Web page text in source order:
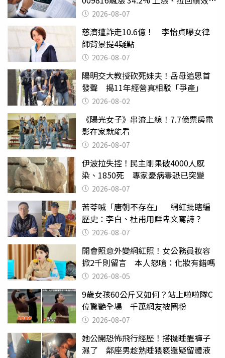
主動式ETF
2026-08-07
慈濟遭詐走10.6億！ 李怡貞曝女律
師背景提4疑點
2026-08-07
陽明交大教授砍死妹夫！岳母追思首
發聲 揭11年經營真相駁「爭產」
2026-08-02
《陽光女子》串流上線！7.7億票房電
影在家就能看
2026-08-07
伊波拉失控！民主剛果破4000人感
染、1850死 專家憂病毒恐已突變
2026-08-07
苦苓喊「唐朝不存在」 網紅批瞎編
歷史：李白、杜甫用鮮卑文寫詩？
2026-08-07
開會照意外變網紅照！女公務員妝容
掀2千則留言 本人怒嗆：化妝有錯嗎
2026-08-05
9歲女孩60公斤又如何？站上啦啦隊C
位驚艷全場 千萬網友被圈粉
2026-08-07
她公開恐怖飛行經歷！搭機睡醒褲子
濕了 鄰座男趁熟睡猥褻還疑留體液